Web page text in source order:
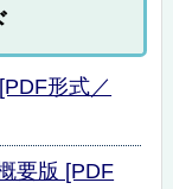
形式／
要版 [PDF